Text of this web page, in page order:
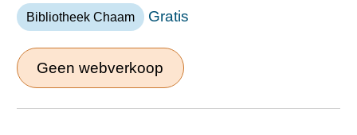
Bibliotheek Chaam Gratis
Geen webverkoop